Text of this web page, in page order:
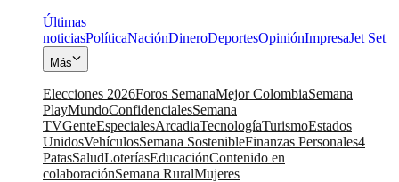
Últimas
noticiasPolíticaNaciónDineroDeportesOpiniónImpresaJet Set
Más
Elecciones 2026Foros SemanaMejor ColombiaSemana
PlayMundoConfidencialesSemana
TVGenteEspecialesArcadiaTecnologíaTurismoEstados
UnidosVehículosSemana SostenibleFinanzas Personales4
PatasSaludLoteríasEducaciónContenido en
colaboraciónSemana RuralMujeres